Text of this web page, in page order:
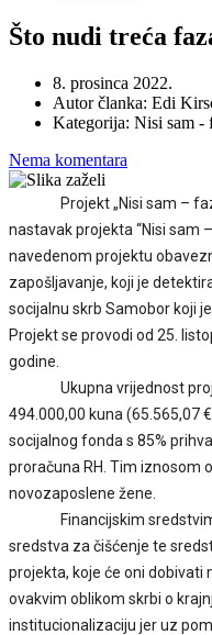
Što nudi treća
8. prosinca 2022.
Autor članka: Edi
Kategorija: Nisi sam -
Nema komentara
Projekt „Nisi sam –
nastavak projekta “Nisi sam
navedenom projektu
zapošljavanje, koji je
socijalnu skrb Samobor koji
Projekt se provodi od 25.
godine.
Ukupna vrijednost
494.000,00 kuna (65.565,07
socijalnog fonda s 85%
proračuna RH. Tim iznosom
novozaposlene žene.
Financijskim
sredstva za čišćenje te
projekta, koje će oni dobivati
ovakvim oblikom skrbi o
institucionalizaciju jer uz